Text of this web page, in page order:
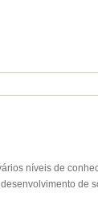
níveis de
de